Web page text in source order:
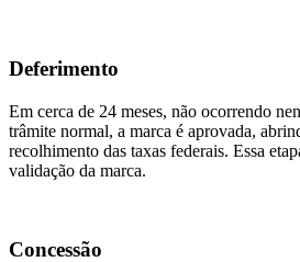
Deferimento
Em cerca de 24 meses, não ocorrendo
trâmite normal, a marca é aprovada,
recolhimento das taxas federais. Essa
validação da marca.
Concessão